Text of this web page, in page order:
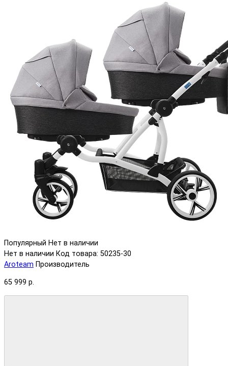
Популярный Нет в наличии
Нет в наличии Код товара: 50235-30
Aroteam Производитель
65 999 р.